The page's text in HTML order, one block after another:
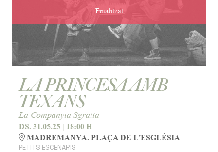
Finalitzat
LA PRINCESA AMB
TEXANS
La Companyia Sgratta
DS. 31.05.25 | 18:00 H
MADREMANYA. PLAÇA DE L'ESGLÉSIA
PETITS ESCENARIS